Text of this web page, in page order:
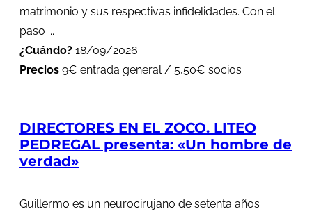
matrimonio y sus respectivas infidelidades. Con el
paso ...
¿Cuándo? 18/09/2026
Precios 9€ entrada general / 5,50€ socios
DIRECTORES EN EL ZOCO. LITEO
PEDREGAL presenta: «Un hombre de
verdad»
Guillermo es un neurocirujano de setenta años